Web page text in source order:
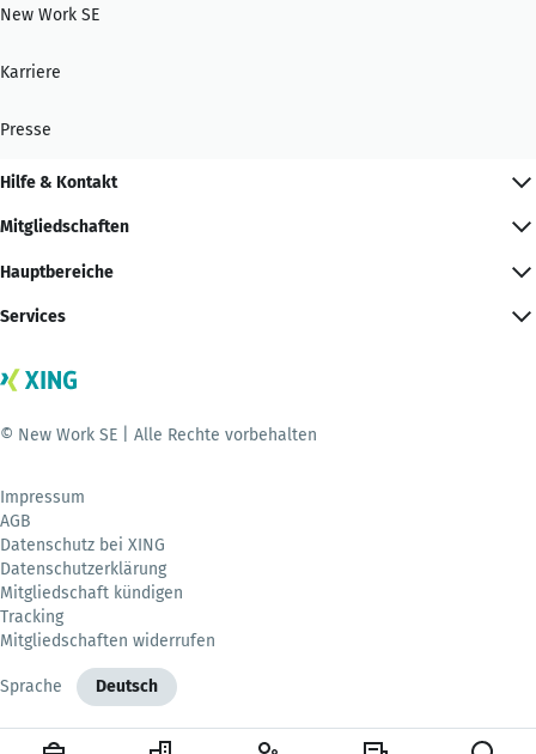
New Work SE
Karriere
Presse
Hilfe & Kontakt
Mitgliedschaften
Hauptbereiche
Services
© New Work SE | Alle Rechte vorbehalten
Impressum
AGB
Datenschutz bei XING
Datenschutzerklärung
Mitgliedschaft kündigen
Tracking
Mitgliedschaften widerrufen
Sprache Deutsch